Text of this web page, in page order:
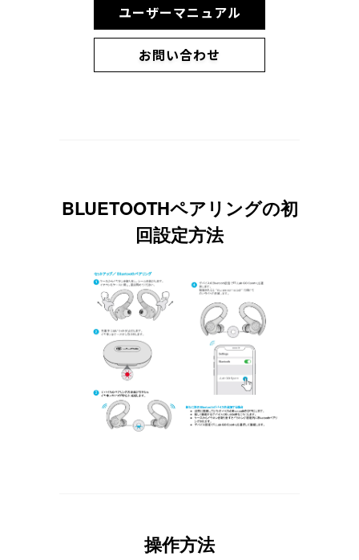
ユーザーマニュアル
お問い合わせ
BLUETOOTHペアリングの初
回設定方法
操作方法